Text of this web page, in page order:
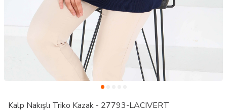
Kalp Nakışlı Triko Kazak - 27793-LACIVERT